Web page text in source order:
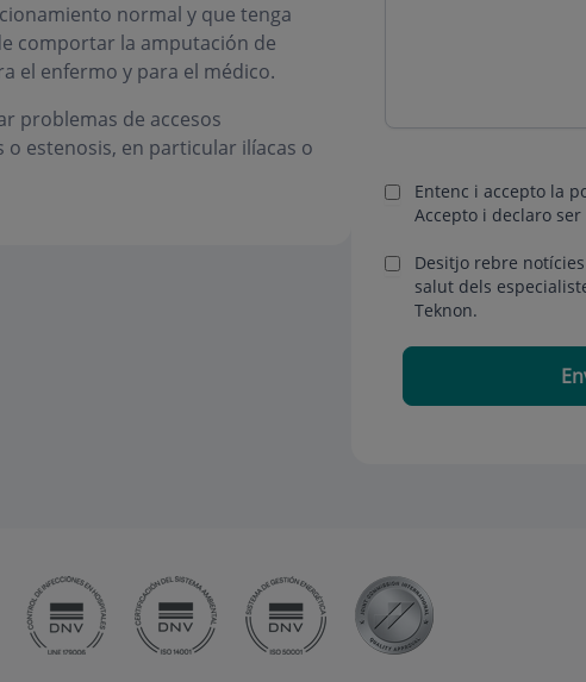
normal y que tenga
comportar la amputación de
el enfermo y para el médico.
problemas de accesos
estenosis, en particular ilíacas o
Entenc i accepto la
Accepto i declaro
Desitjo rebre
salut dels
Teknon.